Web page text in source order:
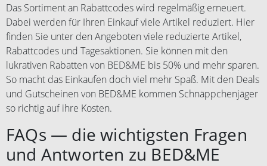
Das Sortiment an Rabattcodes wird regelmäßig erneuert.
Dabei werden für Ihren Einkauf viele Artikel reduziert. Hier
finden Sie unter den Angeboten viele reduzierte Artikel,
Rabattcodes und Tagesaktionen. Sie können mit den
lukrativen Rabatten von BED&ME bis 50% und mehr sparen.
So macht das Einkaufen doch viel mehr Spaß. Mit den Deals
und Gutscheinen von BED&ME kommen Schnäppchenjäger
so richtig auf ihre Kosten.
FAQs — die wichtigsten Fragen
und Antworten zu BED&ME